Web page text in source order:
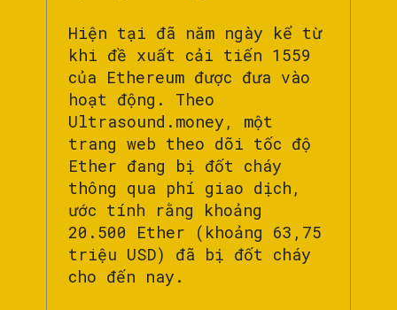
Hiện tại đã năm ngày kể từ
khi đề xuất cải tiến 1559
của Ethereum được đưa vào
hoạt động. Theo
Ultrasound.money, một
trang web theo dõi tốc độ
Ether đang bị đốt cháy
thông qua phí giao dịch,
ước tính rằng khoảng
20.500 Ether (khoảng 63,75
triệu USD) đã bị đốt cháy
cho đến nay.